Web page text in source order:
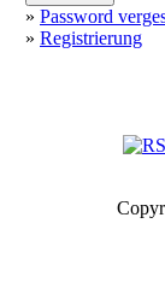
» Password
» Registrierung